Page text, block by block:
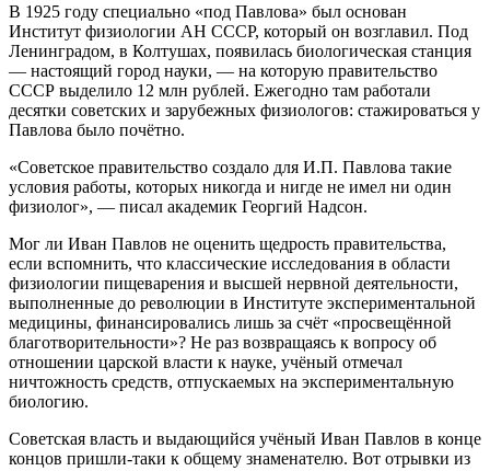
В 1925 году специально «под Павлова» был основан
Институт физиологии АН СССР, который он возглавил. Под
Ленинградом, в Колтушах, появилась биологическая станция
— настоящий город науки, — на которую правительство
СССР выделило 12 млн рублей. Ежегодно там работали
десятки советских и зарубежных физиологов: стажироваться у
Павлова было почётно.
«Советское правительство создало для И.П. Павлова такие
условия работы, которых никогда и нигде не имел ни один
физиолог», — писал академик Георгий Надсон.
Мог ли Иван Павлов не оценить щедрость правительства,
если вспомнить, что классические исследования в области
физиологии пищеварения и высшей нервной деятельности,
выполненные до революции в Институте экспериментальной
медицины, финансировались лишь за счёт «просвещённой
благотворительности»? Не раз возвращаясь к вопросу об
отношении царской власти к науке, учёный отмечал
ничтожность средств, отпускаемых на экспериментальную
биологию.
Советская власть и выдающийся учёный Иван Павлов в конце
концов пришли-таки к общему знаменателю. Вот отрывки из